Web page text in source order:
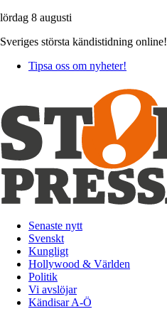
lördag 8 augusti
Sveriges största kändistidning online!
Tipsa oss om nyheter!
Senaste nytt
Svenskt
Kungligt
Hollywood & Världen
Politik
Vi avslöjar
Kändisar A-Ö